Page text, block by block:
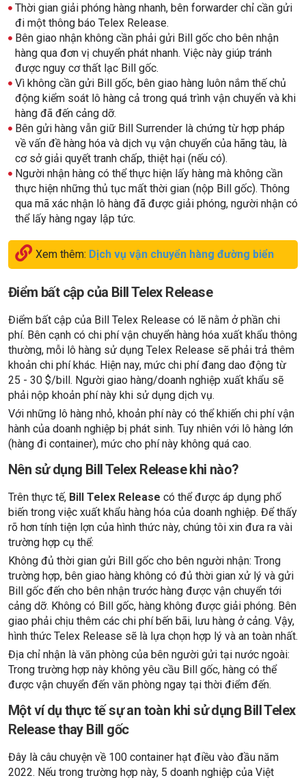
Thời gian giải phóng hàng nhanh, bên forwarder chỉ cần gửi
đi một thông báo Telex Release.
Bên giao nhận không cần phải gửi Bill gốc cho bên nhận
hàng qua đơn vị chuyển phát nhanh. Việc này giúp tránh
được nguy cơ thất lạc Bill gốc.
Vì không cần gửi Bill gốc, bên giao hàng luôn nắm thế chủ
động kiểm soát lô hàng cả trong quá trình vận chuyển và khi
hàng đã đến cảng dỡ.
Bên gửi hàng vẫn giữ Bill Surrender là chứng từ hợp pháp
về vấn đề hàng hóa và dịch vụ vận chuyển của hãng tàu, là
cơ sở giải quyết tranh chấp, thiệt hại (nếu có).
Người nhận hàng có thể thực hiện lấy hàng mà không cần
thực hiện những thủ tục mất thời gian (nộp Bill gốc). Thông
qua mã xác nhận lô hàng đã được giải phóng, người nhận có
thể lấy hàng ngay lập tức.
Xem thêm: Dịch vụ vận chuyển hàng đường biển
Điểm bất cập của Bill Telex Release
Điểm bất cập của Bill Telex Release có lẽ nằm ở phần chi
phí. Bên cạnh có chi phí vận chuyển hàng hóa xuất khẩu thông
thường, mỗi lô hàng sử dụng Telex Release sẽ phải trả thêm
khoản chi phí khác. Hiện nay, mức chi phí đang dao động từ
25 - 30 $/bill. Người giao hàng/doanh nghiệp xuất khẩu sẽ
phải nộp khoản phí này khi sử dụng dịch vụ.
Với những lô hàng nhỏ, khoản phí này có thể khiến chi phí vận
hành của doanh nghiệp bị phát sinh. Tuy nhiên với lô hàng lớn
(hàng đi container), mức cho phí này không quá cao.
Nên sử dụng Bill Telex Release khi nào?
Trên thực tế, Bill Telex Release có thể được áp dụng phổ
biến trong việc xuất khẩu hàng hóa của doanh nghiệp. Để thấy
rõ hơn tính tiện lợn của hình thức này, chúng tôi xin đưa ra vài
trường hợp cụ thể:
Không đủ thời gian gửi Bill gốc cho bên người nhận: Trong
trường hợp, bên giao hàng không có đủ thời gian xử lý và gửi
Bill gốc đến cho bên nhận trước hàng được vận chuyển tới
cảng dỡ. Không có Bill gốc, hàng không được giải phóng. Bên
giao phải chịu thêm các chi phí bến bãi, lưu hàng ở cảng. Vậy,
hình thức Telex Release sẽ là lựa chọn hợp lý và an toàn nhất.
Địa chỉ nhận là văn phòng của bên người gửi tại nước ngoài:
Trong trường hợp này không yêu cầu Bill gốc, hàng có thể
được vận chuyển đến văn phòng ngay tại thời điểm đến.
Một ví dụ thực tế sự an toàn khi sử dụng Bill Telex
Release thay Bill gốc
Đây là câu chuyện về 100 container hạt điều vào đầu năm
2022. Nếu trong trường hợp này, 5 doanh nghiệp của Việt